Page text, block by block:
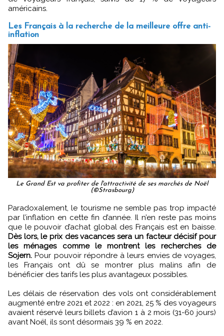
américains.
Les Français à la recherche de la meilleure offre anti-
inflation
Le Grand Est va profiter de l'attractivité de ses marchés de Noël
(©Strasbourg)
Paradoxalement, le tourisme ne semble pas trop impacté
par l’inflation en cette fin d’année. Il n’en reste pas moins
que le pouvoir d’achat global des Français est en baisse.
Dès lors, le prix des vacances sera un facteur décisif pour
les ménages comme le montrent les recherches de
Sojern. Pour pouvoir répondre à leurs envies de voyages,
les Français ont dû se montrer plus malins afin de
bénéficier des tarifs les plus avantageux possibles.
Les délais de réservation des vols ont considérablement
augmenté entre 2021 et 2022 : en 2021, 25 % des voyageurs
avaient réservé leurs billets d’avion 1 à 2 mois (31-60 jours)
avant Noël, ils sont désormais 39 % en 2022.